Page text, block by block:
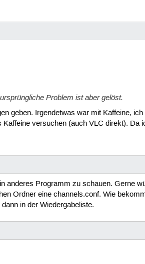
Problem ist aber gelöst.
geben. Irgendetwas war mit Kaffeine,
versuchen (auch VLC direkt). Da
anderes Programm zu schauen. Gerne
Ordner eine channels.conf. Wie
in der Wiedergabeliste.